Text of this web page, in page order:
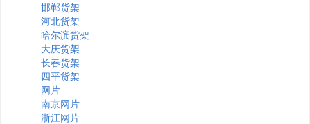
邯郸货架
河北货架
哈尔滨货架
大庆货架
长春货架
四平货架
网片
南京网片
浙江网片